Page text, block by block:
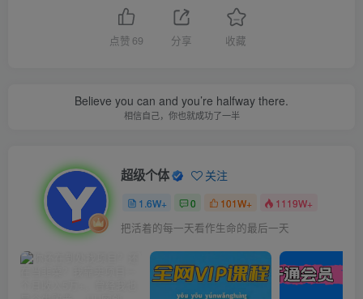
点赞 69 分享 收藏
Believe you can and you’re halfway there.
相信自己，你也就成功了一半
超级个体 关注
1.6W+ 0 101W+ 1119W+
把活着的每一天看作生命的最后一天